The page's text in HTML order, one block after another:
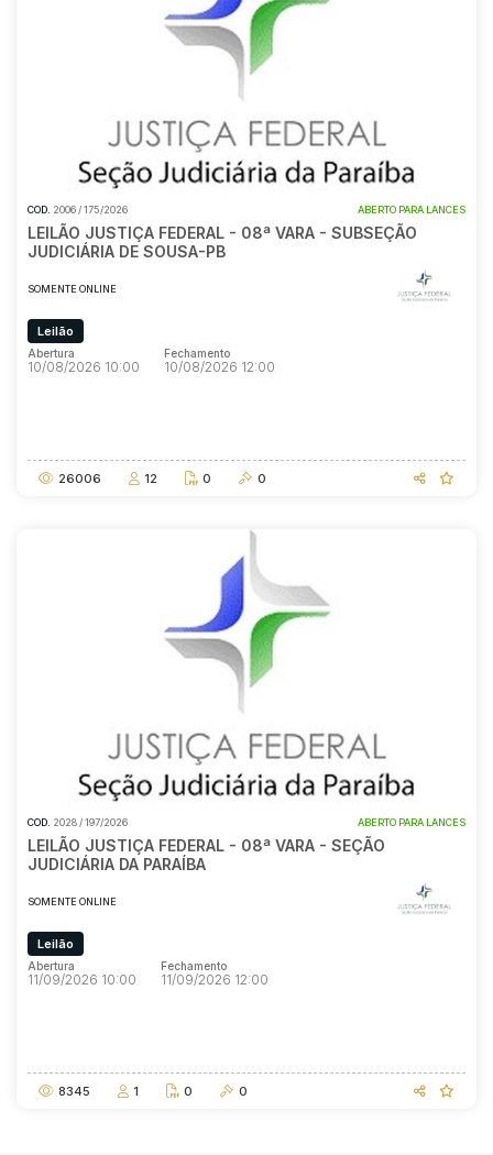
COD. 2006 / 175/2026 ABERTO PARA LANCES
LEILÃO JUSTIÇA FEDERAL - 08ª VARA - SUBSEÇÃO
JUDICIÁRIA DE SOUSA-PB
SOMENTE ONLINE
Leilão
Abertura
10/08/2026 10:00
Fechamento
10/08/2026 12:00
26006 12 0 0
COD. 2028 / 197/2026 ABERTO PARA LANCES
LEILÃO JUSTIÇA FEDERAL - 08ª VARA - SEÇÃO
JUDICIÁRIA DA PARAÍBA
SOMENTE ONLINE
Leilão
Abertura
11/09/2026 10:00
Fechamento
11/09/2026 12:00
8345 1 0 0